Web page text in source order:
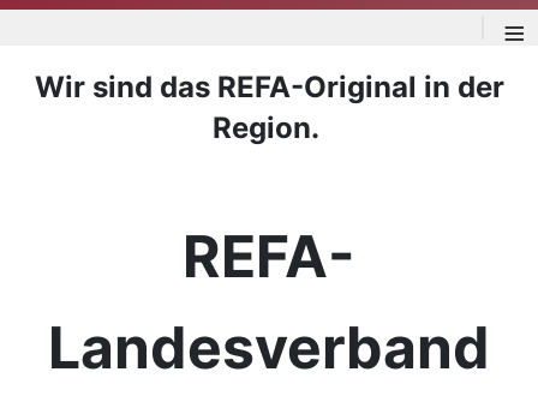
≡
Wir sind das REFA-Original in der
Region.
REFA-
Landesverband